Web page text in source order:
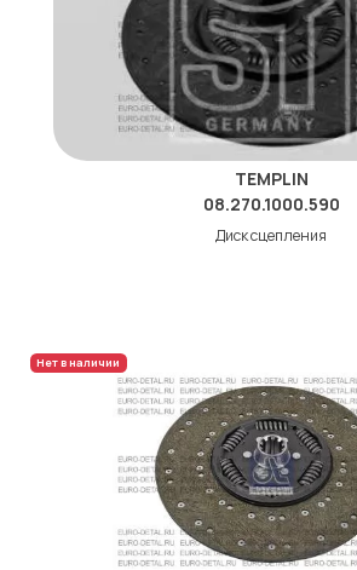
TEMPLIN
08.270.1000.590
Диск сцепления
Нет в наличии